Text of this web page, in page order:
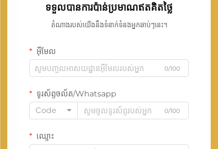
ទទួលបានការប៉ាន់ប្រមាណឥតគិតថ្លៃ
តំណាងរបស់យើងនឹងទំនាក់ទំនងអ្នកឆាប់ៗនេះ។
អ៊ីមែល
0/100
ទូរស័ព្ទចល័ត/Whatsapp
Code
0/100
ឈ្មោះ